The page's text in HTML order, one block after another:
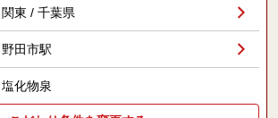
関東 / 千葉県
野田市駅
塩化物泉